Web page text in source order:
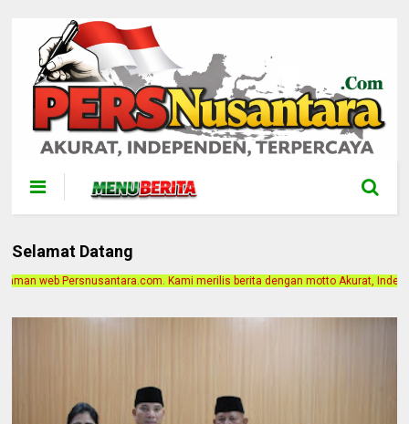
Selamat Datang
merilis berita dengan motto Akurat, Independen, Terpercaya. Alamat